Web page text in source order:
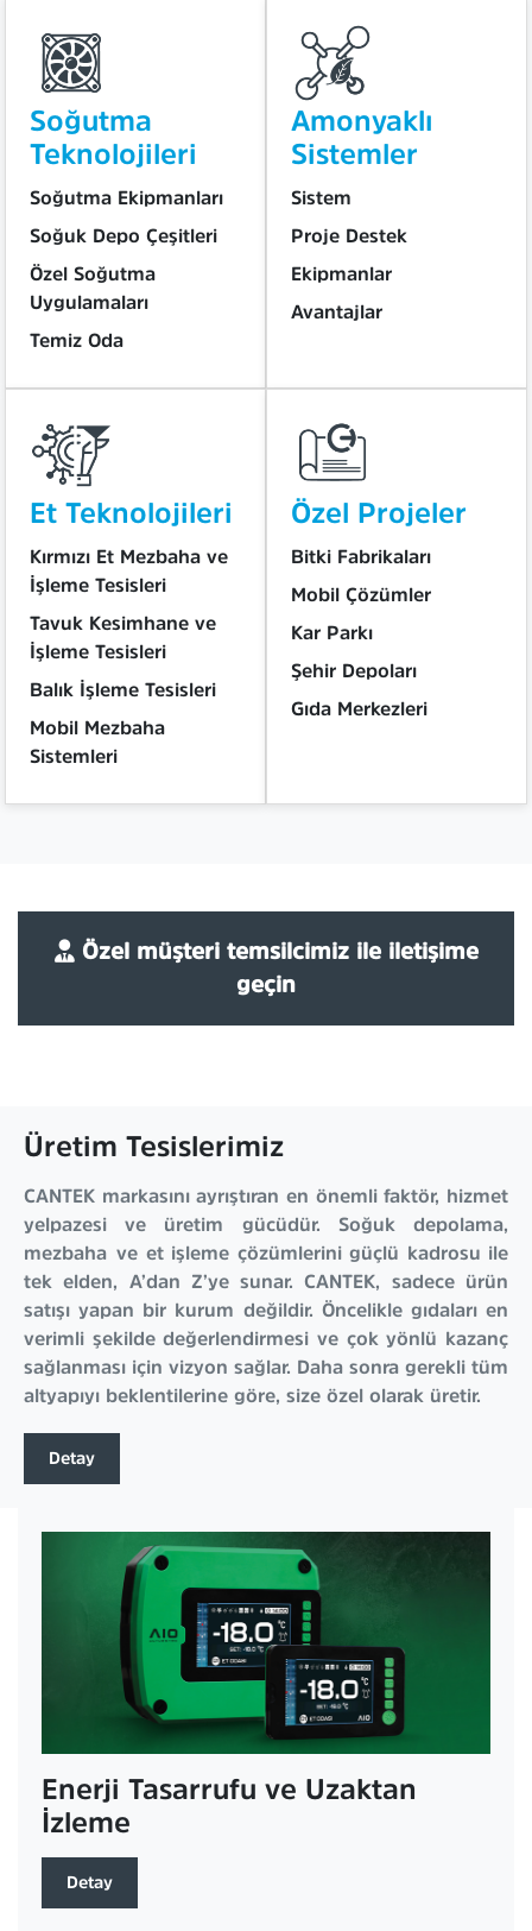
Soğutma
Teknolojileri
Soğutma Ekipmanları
Soğuk Depo Çeşitleri
Özel Soğutma
Uygulamaları
Temiz Oda
Amonyaklı
Sistemler
Sistem
Proje Destek
Ekipmanlar
Avantajlar
Et Teknolojileri
Kırmızı Et Mezbaha ve
İşleme Tesisleri
Tavuk Kesimhane ve
İşleme Tesisleri
Balık İşleme Tesisleri
Mobil Mezbaha
Sistemleri
Özel Projeler
Bitki Fabrikaları
Mobil Çözümler
Kar Parkı
Şehir Depoları
Gıda Merkezleri
Özel müşteri temsilcimiz ile iletişime
geçin
Üretim Tesislerimiz
CANTEK markasını ayrıştıran en önemli faktör, hizmet
yelpazesi ve üretim gücüdür. Soğuk depolama,
mezbaha ve et işleme çözümlerini güçlü kadrosu ile
tek elden, A’dan Z’ye sunar. CANTEK, sadece ürün
satışı yapan bir kurum değildir. Öncelikle gıdaları en
verimli şekilde değerlendirmesi ve çok yönlü kazanç
sağlanması için vizyon sağlar. Daha sonra gerekli tüm
altyapıyı beklentilerine göre, size özel olarak üretir.
Detay
Enerji Tasarrufu ve Uzaktan
İzleme
Detay